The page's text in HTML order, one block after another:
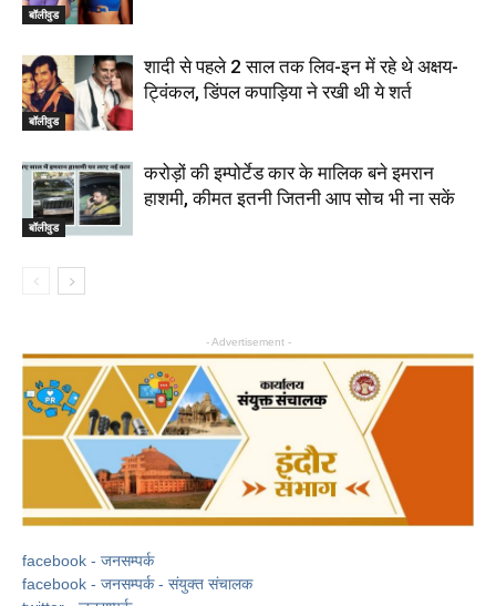
बॉलीवुड
बॉलीवुड
शादी से पहले 2 साल तक लिव-इन में रहे थे अक्षय-
ट्विंकल, डिंपल कपाड़िया ने रखी थी ये शर्त
बॉलीवुड
करोड़ों की इम्पोर्टेड कार के मालिक बने इमरान
हाशमी, कीमत इतनी जितनी आप सोच भी ना सकें
- Advertisement -
facebook - जनसम्पर्क
facebook - जनसम्पर्क - संयुक्त संचालक